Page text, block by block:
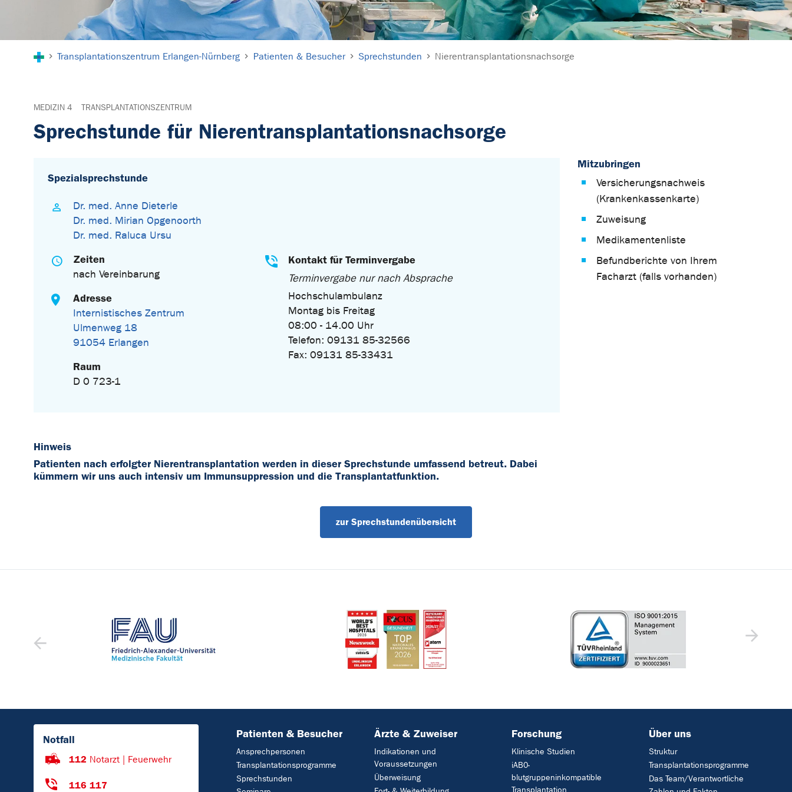
Transplantationszentrum Erlangen-Nürnberg Patienten & Besucher Sprechstunden Nierentransplantationsnachsorge
MEDIZIN 4 TRANSPLANTATIONSZENTRUM
Sprechstunde für Nierentransplantationsnachsorge
Spezialsprechstunde
Dr. med. Anne Dieterle
Dr. med. Mirian Opgenoorth
Dr. med. Raluca Ursu
Zeiten
nach Vereinbarung
Adresse
Internistisches Zentrum
Ulmenweg 18
91054 Erlangen
Raum
D 0 723-1
Kontakt für Terminvergabe
Terminvergabe nur nach Absprache
Hochschulambulanz
Montag bis Freitag
08:00 - 14.00 Uhr
Telefon: 09131 85-32566
Fax: 09131 85-33431
Hinweis
Patienten nach erfolgter Nierentransplantation werden in dieser Sprechstunde umfassend betreut. Dabei
kümmern wir uns auch intensiv um Immunsuppression und die Transplantatfunktion.
Mitzubringen
Versicherungsnachweis
(Krankenkassenkarte)
Zuweisung
Medikamentenliste
Befundberichte von Ihrem
Facharzt (falls vorhanden)
zur Sprechstundenübersicht
Notfall
112 Notarzt | Feuerwehr
116 117
Patienten & Besucher
Ansprechpersonen
Transplantationsprogramme
Sprechstunden
Ärzte & Zuweiser
Indikationen und
Voraussetzungen
Überweisung
Forschung
Klinische Studien
iAB0-
blutgruppeninkompatible
Transplantation
Über uns
Struktur
Transplantationsprogramme
Das Team/Verantwortliche